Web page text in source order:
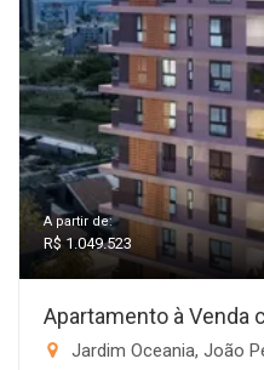
A partir de:
R$ 1.049.523
Apartamento à Venda
Jardim Oceania, João